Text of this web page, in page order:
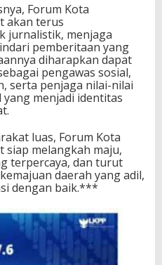
Forum Kota
akan terus
jurnalistik, menjaga
pemberitaan yang
diharapkan dapat
pengawas sosial,
serta penjaga nilai-nilai
menjadi identitas
luas, Forum Kota
siap melangkah maju,
terpercaya, dan turut
daerah yang adil,
dengan baik.***